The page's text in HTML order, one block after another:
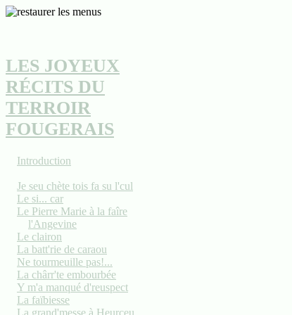
LES JOYEUX
RÉCITS DU
TERROIR
FOUGERAIS
Introduction
Je seu chète tois fa su l'cul
Le si... car
Le Pierre Marie à la faîre
l'Angevine
Le clairon
La batt'rie de caraou
Ne tourmeuille pas!...
La chârr'te embourbée
Y m'a manqué d'reuspect
La faïbiesse